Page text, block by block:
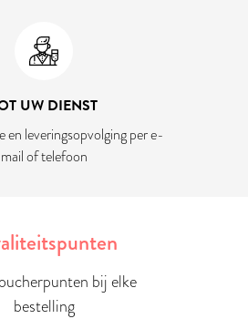
UW DIENST
en leveringsopvolging per e-
mail of telefoon
bij elke
bestelling